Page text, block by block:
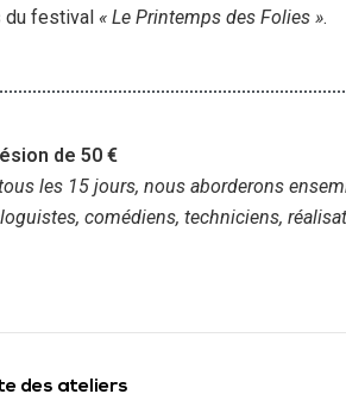
festival « Le Printemps des Folies ».
de 50 €
les 15 jours, nous aborderons
comédiens, techniciens,
des ateliers